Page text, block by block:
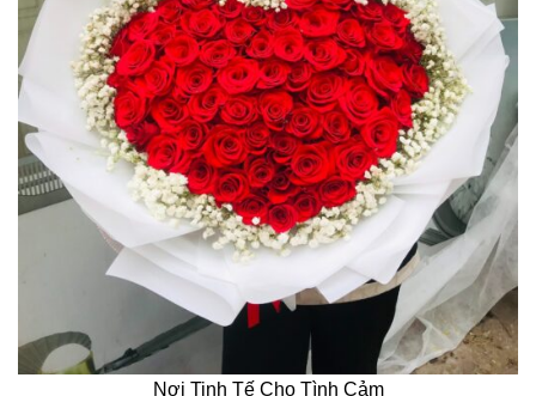
Nơi Tinh Tế Cho Tình Cảm